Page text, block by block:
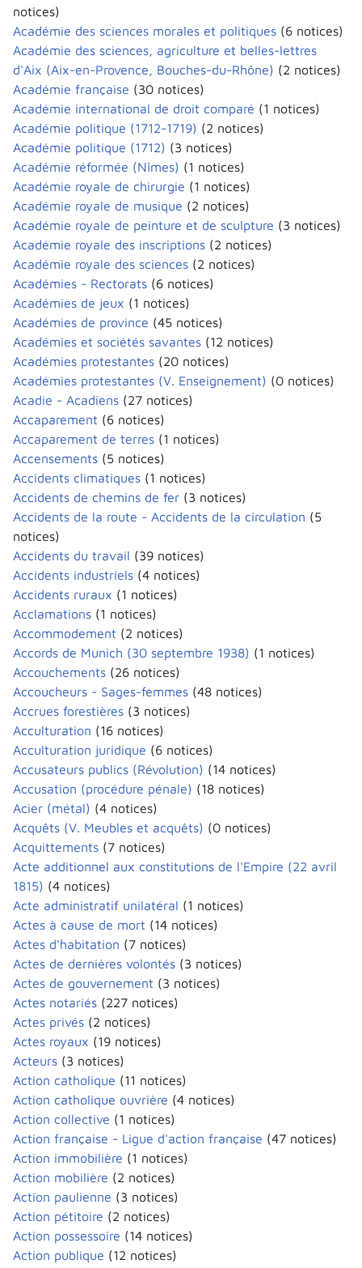
notices)
Académie des sciences morales et politiques (6 notices)
Académie des sciences, agriculture et belles-lettres
d'Aix (Aix-en-Provence, Bouches-du-Rhône) (2 notices)
Académie française (30 notices)
Académie international de droit comparé (1 notices)
Académie politique (1712-1719) (2 notices)
Académie politique (1712) (3 notices)
Académie réformée (Nîmes) (1 notices)
Académie royale de chirurgie (1 notices)
Académie royale de musique (2 notices)
Académie royale de peinture et de sculpture (3 notices)
Académie royale des inscriptions (2 notices)
Académie royale des sciences (2 notices)
Académies - Rectorats (6 notices)
Académies de jeux (1 notices)
Académies de province (45 notices)
Académies et sociétés savantes (12 notices)
Académies protestantes (20 notices)
Académies protestantes (V. Enseignement) (0 notices)
Acadie - Acadiens (27 notices)
Accaparement (6 notices)
Accaparement de terres (1 notices)
Accensements (5 notices)
Accidents climatiques (1 notices)
Accidents de chemins de fer (3 notices)
Accidents de la route - Accidents de la circulation (5
notices)
Accidents du travail (39 notices)
Accidents industriels (4 notices)
Accidents ruraux (1 notices)
Acclamations (1 notices)
Accommodement (2 notices)
Accords de Munich (30 septembre 1938) (1 notices)
Accouchements (26 notices)
Accoucheurs - Sages-femmes (48 notices)
Accrues forestières (3 notices)
Acculturation (16 notices)
Acculturation juridique (6 notices)
Accusateurs publics (Révolution) (14 notices)
Accusation (procédure pénale) (18 notices)
Acier (métal) (4 notices)
Acquêts (V. Meubles et acquêts) (0 notices)
Acquittements (7 notices)
Acte additionnel aux constitutions de l'Empire (22 avril
1815) (4 notices)
Acte administratif unilatéral (1 notices)
Actes à cause de mort (14 notices)
Actes d'habitation (7 notices)
Actes de dernières volontés (3 notices)
Actes de gouvernement (3 notices)
Actes notariés (227 notices)
Actes privés (2 notices)
Actes royaux (19 notices)
Acteurs (3 notices)
Action catholique (11 notices)
Action catholique ouvrière (4 notices)
Action collective (1 notices)
Action française - Ligue d'action française (47 notices)
Action immobilière (1 notices)
Action mobilière (2 notices)
Action paulienne (3 notices)
Action pétitoire (2 notices)
Action possessoire (14 notices)
Action publique (12 notices)